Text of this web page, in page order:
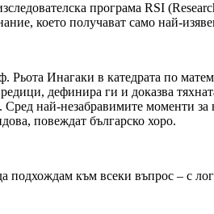
програма RSI
което получават само най-
Инагаки в катедрата по
дефинира ги и доказва
най-незабравимите моменти
повеждат българско хоро.
подхождам към всеки въпрос – с